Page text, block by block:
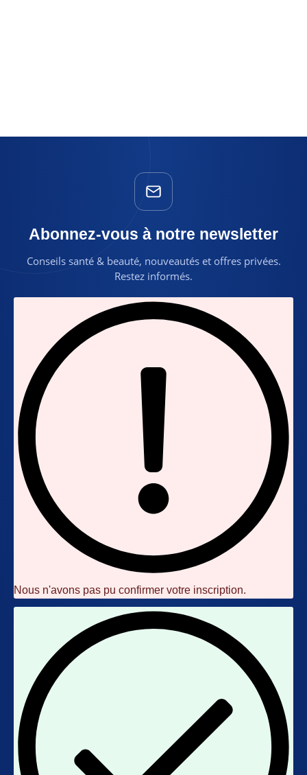
Abonnez-vous à notre newsletter
Conseils santé & beauté, nouveautés et offres privées.
Restez informés.
Nous n'avons pas pu confirmer votre inscription.